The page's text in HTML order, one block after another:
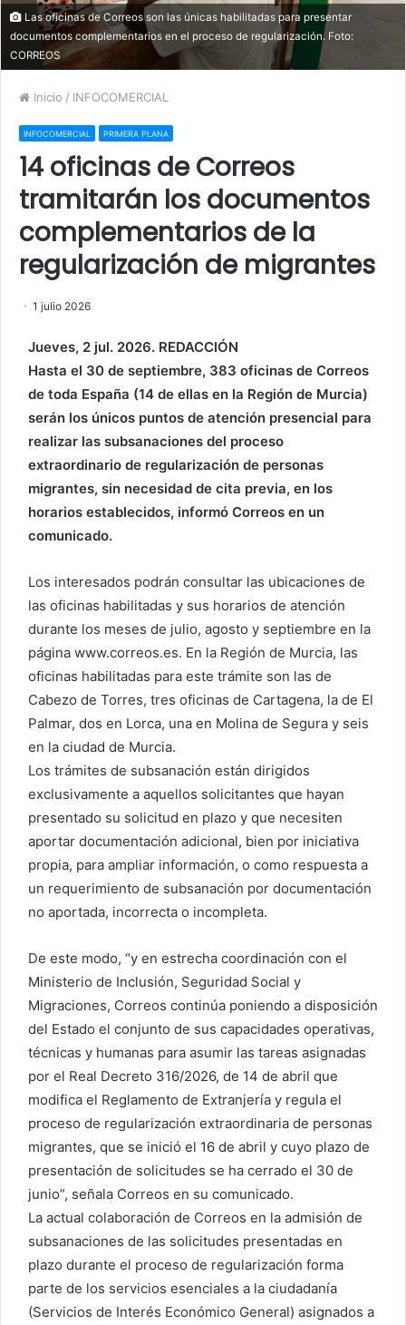
Las oficinas de Correos son las únicas habilitadas para presentar
documentos complementarios en el proceso de regularización. Foto:
CORREOS
Inicio / INFOCOMERCIAL
INFOCOMERCIAL PRIMERA PLANA
14 oficinas de Correos
tramitarán los documentos
complementarios de la
regularización de migrantes
1 julio 2026
Jueves, 2 jul. 2026. REDACCIÓN
Hasta el 30 de septiembre, 383 oficinas de Correos
de toda España (14 de ellas en la Región de Murcia)
serán los únicos puntos de atención presencial para
realizar las subsanaciones del proceso
extraordinario de regularización de personas
migrantes, sin necesidad de cita previa, en los
horarios establecidos, informó Correos en un
comunicado.
Los interesados podrán consultar las ubicaciones de
las oficinas habilitadas y sus horarios de atención
durante los meses de julio, agosto y septiembre en la
página www.correos.es. En la Región de Murcia, las
oficinas habilitadas para este trámite son las de
Cabezo de Torres, tres oficinas de Cartagena, la de El
Palmar, dos en Lorca, una en Molina de Segura y seis
en la ciudad de Murcia.
Los trámites de subsanación están dirigidos
exclusivamente a aquellos solicitantes que hayan
presentado su solicitud en plazo y que necesiten
aportar documentación adicional, bien por iniciativa
propia, para ampliar información, o como respuesta a
un requerimiento de subsanación por documentación
no aportada, incorrecta o incompleta.
De este modo, “y en estrecha coordinación con el
Ministerio de Inclusión, Seguridad Social y
Migraciones, Correos continúa poniendo a disposición
del Estado el conjunto de sus capacidades operativas,
técnicas y humanas para asumir las tareas asignadas
por el Real Decreto 316/2026, de 14 de abril que
modifica el Reglamento de Extranjería y regula el
proceso de regularización extraordinaria de personas
migrantes, que se inició el 16 de abril y cuyo plazo de
presentación de solicitudes se ha cerrado el 30 de
junio”, señala Correos en su comunicado.
La actual colaboración de Correos en la admisión de
subsanaciones de las solicitudes presentadas en
plazo durante el proceso de regularización forma
parte de los servicios esenciales a la ciudadanía
(Servicios de Interés Económico General) asignados a